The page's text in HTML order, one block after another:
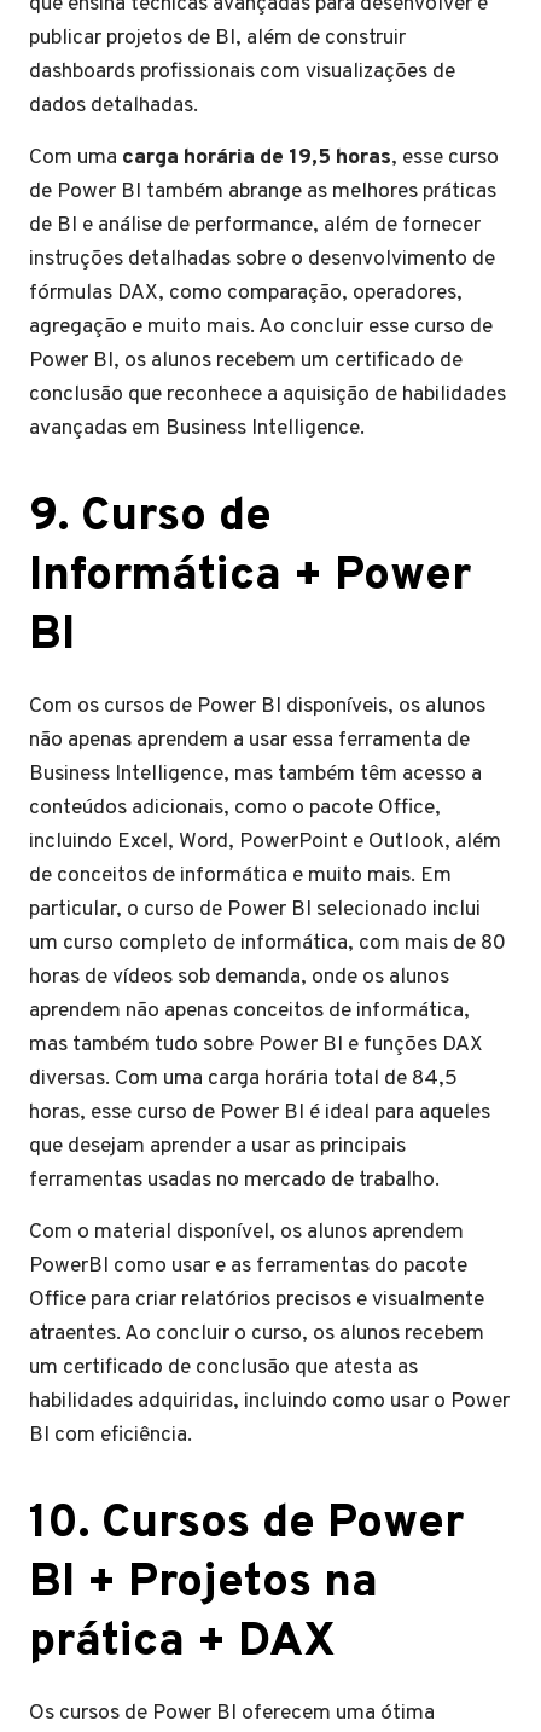
publicar projetos de BI, além de construir
dashboards profissionais com visualizações de
dados detalhadas.
Com uma carga horária de 19,5 horas, esse curso
de Power BI também abrange as melhores práticas
de BI e análise de performance, além de fornecer
instruções detalhadas sobre o desenvolvimento de
fórmulas DAX, como comparação, operadores,
agregação e muito mais. Ao concluir esse curso de
Power BI, os alunos recebem um certificado de
conclusão que reconhece a aquisição de habilidades
avançadas em Business Intelligence.
9. Curso de
Informática + Power
BI
Com os cursos de Power BI disponíveis, os alunos
não apenas aprendem a usar essa ferramenta de
Business Intelligence, mas também têm acesso a
conteúdos adicionais, como o pacote Office,
incluindo Excel, Word, PowerPoint e Outlook, além
de conceitos de informática e muito mais. Em
particular, o curso de Power BI selecionado inclui
um curso completo de informática, com mais de 80
horas de vídeos sob demanda, onde os alunos
aprendem não apenas conceitos de informática,
mas também tudo sobre Power BI e funções DAX
diversas. Com uma carga horária total de 84,5
horas, esse curso de Power BI é ideal para aqueles
que desejam aprender a usar as principais
ferramentas usadas no mercado de trabalho.
Com o material disponível, os alunos aprendem
PowerBI como usar e as ferramentas do pacote
Office para criar relatórios precisos e visualmente
atraentes. Ao concluir o curso, os alunos recebem
um certificado de conclusão que atesta as
habilidades adquiridas, incluindo como usar o Power
BI com eficiência.
10. Cursos de Power
BI + Projetos na
prática + DAX
Os cursos de Power BI oferecem uma ótima